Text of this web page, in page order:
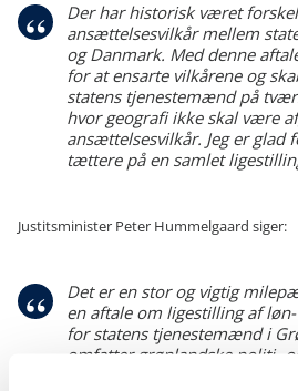
Der har historisk været
ansættelsesvilkår mellem
og Danmark. Med denne
for at ensarte vilkårene og
statens tjenestemænd på
hvor geografi ikke skal være
ansættelsesvilkår. Jeg er glad
tættere på en samlet
Justitsminister Peter Hummelgaard siger:
Det er en stor og vigtig
en aftale om ligestilling af
for statens tjenestemænd i
omfatter grønlandske politi-
hver dag går på arbejde for